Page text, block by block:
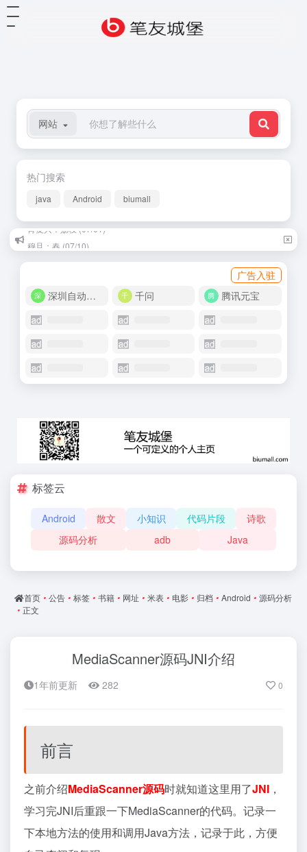
网站
热门搜索
java Android biumall
广告入驻
深圳自动化商城
千问 腾讯元宝
标签云
Android 散文 小知识 代码片段
诗歌
源码分析
adb Java
首页 • 公告 • 标签 • 书籍 • 网址 • 米表 • 电影 • 归档 • Android • 源码分析
• 正文
MediaScanner源码JNI介绍
1年前更新 282 0
前言
之前介绍MediaScanner源码时就知道这里用了JNI ，
学习完JNI后重跟一下MediaScanner的代码。记录一
下本地方法的使用和调用Java方法，记录于此，方便